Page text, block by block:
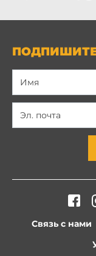
Связь с нами